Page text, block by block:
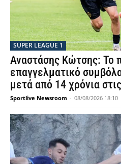
SUPER LEAGUE 1
Αναστάσης Κώτσης: Το
επαγγελματικό
μετά από 14 χρόνια
Sportlive Newsroom - 08/08/2026 18:10